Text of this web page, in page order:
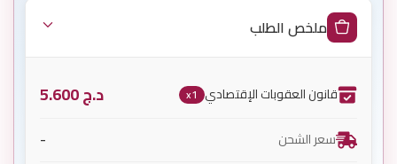
ملخص الطلب
قانون العقوبات الإقتصادي x1 د.ج
سعر الشحن -